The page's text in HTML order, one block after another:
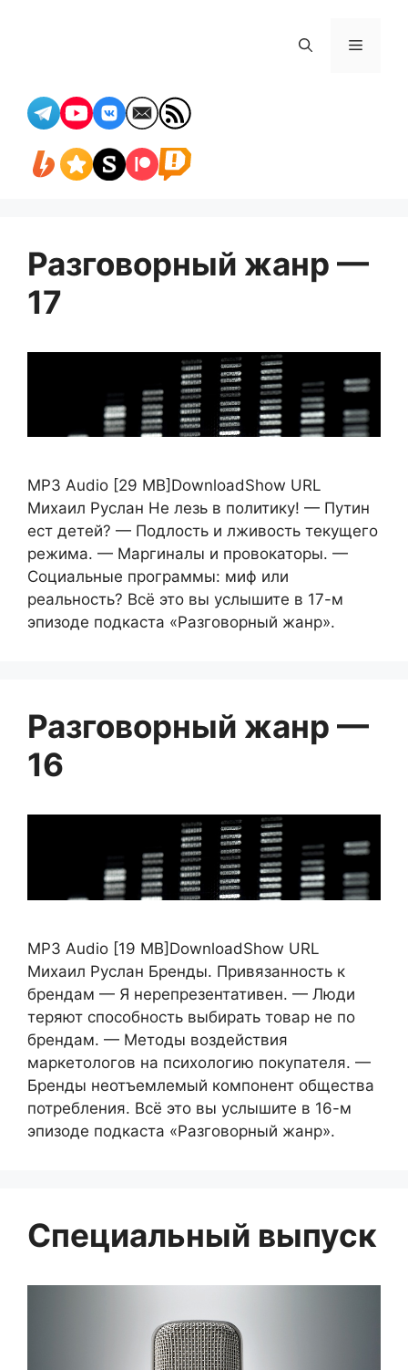
Меню
Разговорный жанр —
17
MP3 Audio [29 MB]DownloadShow URL
Михаил Руслан Не лезь в политику! — Путин
ест детей? — Подлость и лживость текущего
режима. — Маргиналы и провокаторы. —
Социальные программы: миф или
реальность? Всё это вы услышите в 17-м
эпизоде подкаста «Разговорный жанр».
Разговорный жанр —
16
MP3 Audio [19 MB]DownloadShow URL
Михаил Руслан Бренды. Привязанность к
брендам — Я нерепрезентативен. — Люди
теряют способность выбирать товар не по
брендам. — Методы воздействия
маркетологов на психологию покупателя. —
Бренды неотъемлемый компонент общества
потребления. Всё это вы услышите в 16-м
эпизоде подкаста «Разговорный жанр».
Специальный выпуск